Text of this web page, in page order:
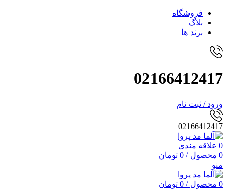
فروشگاه
بلاگ
برند ها
02166412417
ورود / ثبت نام
02166412417
0 علاقه مندی
0 محصول /
0 تومان
منو
0 محصول /
0 تومان